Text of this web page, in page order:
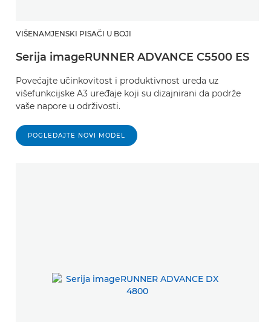
VIŠENAMJENSKI PISAČI U BOJI
Serija imageRUNNER ADVANCE C5500 ES
Povećajte učinkovitost i produktivnost ureda uz
višefunkcijske A3 uređaje koji su dizajnirani da podrže
vaše napore u održivosti.
POGLEDAJTE NOVI MODEL